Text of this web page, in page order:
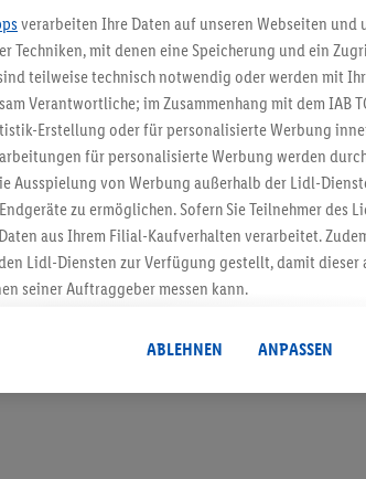
5.95 € Versand
Jetzt zum Newsletter anmelden
Gutschein sichern!
verarbeiten Ihre Daten auf unseren Webseiten und
Techniken, mit denen eine Speicherung und ein
teilweise technisch notwendig oder werden mit
Verantwortliche; im Zusammenhang mit dem IAB
Erstellung oder für personalisierte Werbung
für personalisierte Werbung werden
Ausspielung von Werbung außerhalb der Lidl-
zu ermöglichen. Sofern Sie Teilnehmer des
aus Ihrem Filial-Kaufverhalten verarbeitet.
Lidl-Diensten zur Verfügung gestellt, damit dieser
seiner Auftraggeber messen kann.
von Daten (z.B. über Ihre Nutzung der
aus Ihrem Kundenkonto - z.B. Alter oder Geschlecht -
und Lidl-Dienste hinweg einschließlich
ABLEHNEN ANPASSEN